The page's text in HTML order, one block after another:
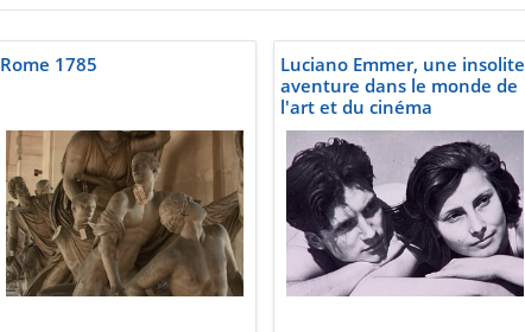
Rome 1785
Luciano Emmer, une insolite
aventure dans le monde de
l'art et du cinéma